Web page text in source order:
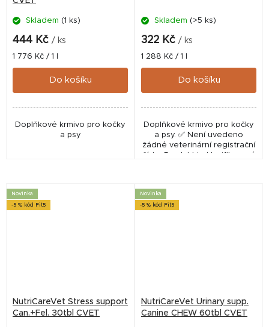
Skladem (1 ks)
444 Kč / ks
Měrná
cena:
1 776 Kč / 1 l
Do košíku
Doplňkové krmivo pro kočky
a psy
Skladem (>5 ks)
322 Kč / ks
Měrná
cena:
1 288 Kč / 1 l
Do košíku
Doplňkové krmivo pro kočky
a psy. ✅ Není uvedeno
žádné veterinární registrační
číslo. Produkt je klasifikovaný
Novinka
-5 % kód Fit5
NutriCareVet Stress support
Can.+Fel. 30tbl CVET
Novinka
-5 % kód Fit5
NutriCareVet Urinary supp.
Canine CHEW 60tbl CVET